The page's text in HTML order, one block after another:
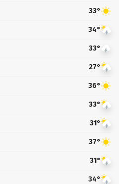
33°
34°
33°
27°
36°
33°
31°
37°
31°
34°